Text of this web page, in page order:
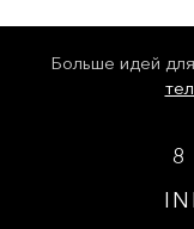
Больше идей
8